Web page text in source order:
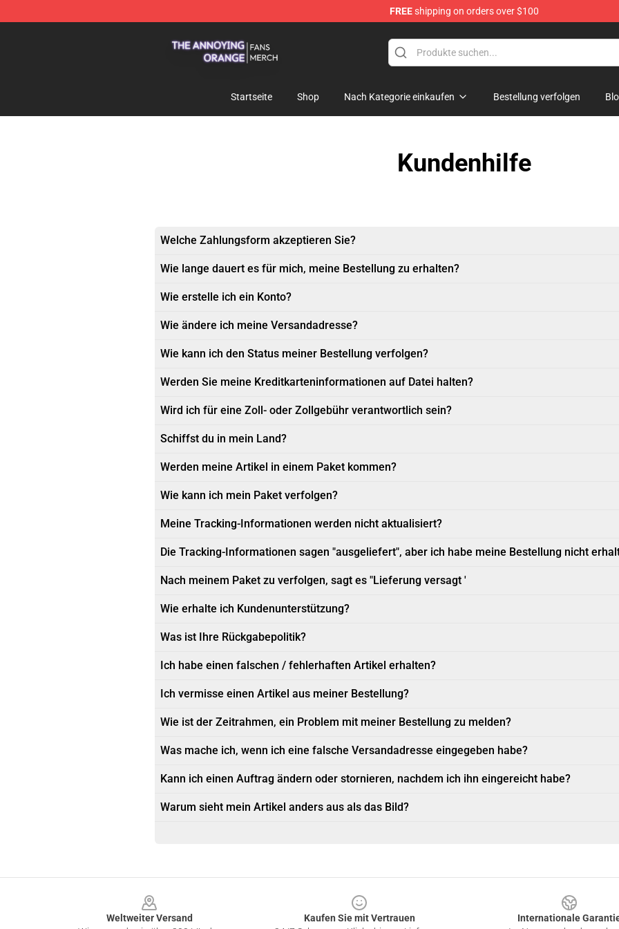
FREEshipping on orders over $100
Startseite Shop Nach Kategorie einkaufen Bestellung verfolgen
Kundenhilfe
Welche Zahlungsform akzeptieren Sie?
Wie lange dauert es für mich, meine Bestellung zu erhalten?
Wie erstelle ich ein Konto?
Wie ändere ich meine Versandadresse?
Wie kann ich den Status meiner Bestellung verfolgen?
Werden Sie meine Kreditkarteninformationen auf Datei halten?
Wird ich für eine Zoll- oder Zollgebühr verantwortlich sein?
Schiffst du in mein Land?
Werden meine Artikel in einem Paket kommen?
Wie kann ich mein Paket verfolgen?
Meine Tracking-Informationen werden nicht aktualisiert?
Die Tracking-Informationen sagen "ausgeliefert", aber ich habe meine Bestellung nicht
Nach meinem Paket zu verfolgen, sagt es "Lieferung versagt '
Wie erhalte ich Kundenunterstützung?
Was ist Ihre Rückgabepolitik?
Ich habe einen falschen / fehlerhaften Artikel erhalten?
Ich vermisse einen Artikel aus meiner Bestellung?
Wie ist der Zeitrahmen, ein Problem mit meiner Bestellung zu melden?
Was mache ich, wenn ich eine falsche Versandadresse eingegeben habe?
Kann ich einen Auftrag ändern oder stornieren, nachdem ich ihn eingereicht habe?
Warum sieht mein Artikel anders aus als das Bild?
Weltweiter Versand
Kaufen Sie mit Vertrauen
Internationale